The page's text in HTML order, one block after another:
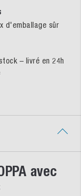
d'emballage sûr
– livré en 24h
avec